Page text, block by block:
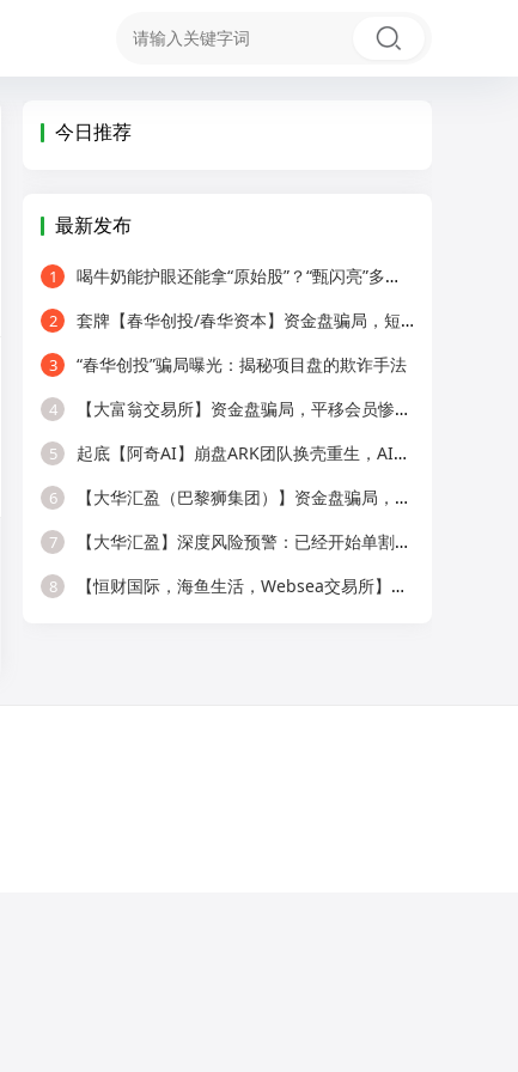
今日推荐
最新发布
1 喝牛奶能护眼还能拿“原始股”？“甄闪亮”多级代理被疑传销！
2 套牌【春华创投/春华资本】资金盘骗局，短期收割快杀盘，远离！
3 “春华创投”骗局曝光：揭秘项目盘的欺诈手法
4 【大富翁交易所】资金盘骗局，平移会员惨遭全割，提现直接封号！
5 起底【阿奇AI】崩盘ARK团队换壳重生，AI风口外衣，还是老牌分销套路！
6 【大华汇盈（巴黎狮集团）】资金盘骗局，冒用正规企业名称，大量单割会员，
7 【大华汇盈】深度风险预警：已经开始单割，会员抓紧提现！！！
8 【恒财国际，海鱼生活，Websea交易所】这3个项目随时崩盘跑路，赶快远离！